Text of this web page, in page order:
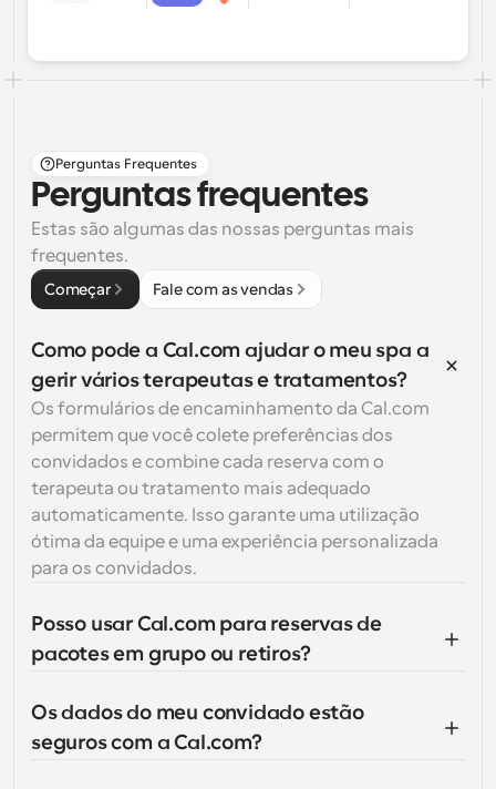
Perguntas Frequentes
Perguntas frequentes
Estas são algumas das nossas perguntas mais
frequentes.
Começar Fale com as vendas
Como pode a Cal.com ajudar o meu spa a
gerir vários terapeutas e tratamentos?
Os formulários de encaminhamento da Cal.com
permitem que você colete preferências dos
convidados e combine cada reserva com o
terapeuta ou tratamento mais adequado
automaticamente. Isso garante uma utilização
ótima da equipe e uma experiência personalizada
para os convidados.
Posso usar Cal.com para reservas de
pacotes em grupo ou retiros?
Os dados do meu convidado estão
seguros com a Cal.com?